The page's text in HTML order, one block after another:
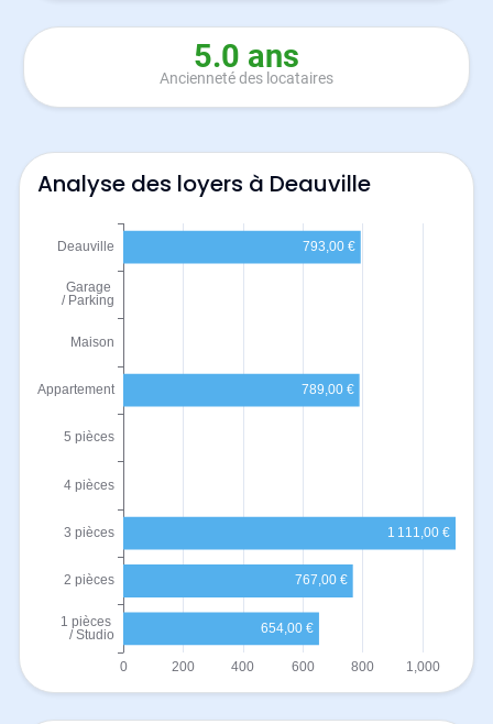
5.0 ans
Ancienneté des locataires
Analyse des loyers à Deauville